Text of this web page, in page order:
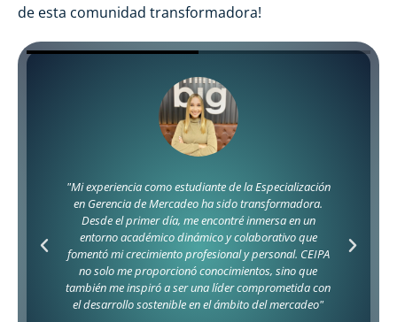
de esta comunidad transformadora!
"Estudiar la Especialización en Gerencia del Talento
Humano me permitió desarrollar habilidades
esenciales para atraer, retener y motivar a los
colaboradores. Además, me brindó herramientas
prácticas para crear un ambiente laboral positivo y
productivo.
Esta especialización no solo amplió mis conocimientos
teóricos, sino que también mejoró mis capacidades